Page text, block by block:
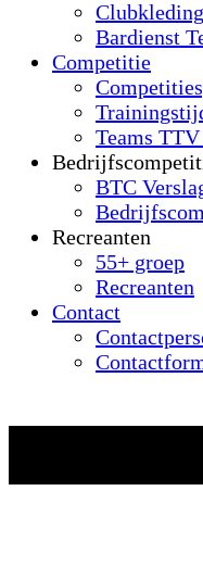
Clubkleding
Bardienst
Competitie
Teams
BTC
Recreanten
55+ groep
Recreanten
Contact